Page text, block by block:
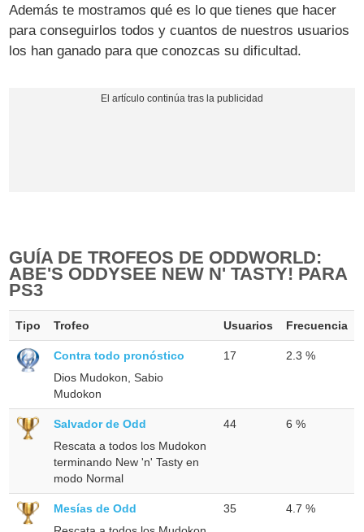
Además te mostramos qué es lo que tienes que hacer
para conseguirlos todos y cuantos de nuestros usuarios
los han ganado para que conozcas su dificultad.
GUÍA DE TROFEOS DE ODDWORLD:
ABE'S ODDYSEE NEW N' TASTY! PARA
PS3
Tipo Trofeo Usuarios Frecuencia
Contra todo pronóstico
Dios Mudokon, Sabio
Mudokon
17 2.3 %
Salvador de Odd
Rescata a todos los Mudokon
terminando New 'n' Tasty en
modo Normal
44 6 %
Mesías de Odd
35 4.7 %